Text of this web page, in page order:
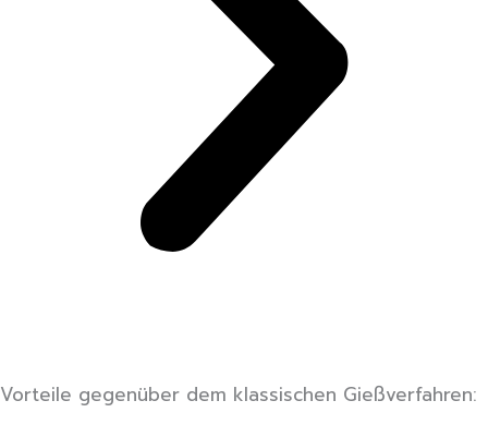
Vorteile gegenüber dem klassischen Gießverfahren: